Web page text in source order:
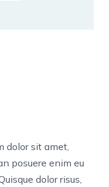
dolor sit amet,
posuere enim eu
dolor risus,